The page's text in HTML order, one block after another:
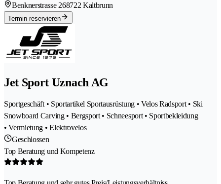
Benknerstrasse 268722 Kaltbrunn
Termin reservieren
Jet Sport Uznach AG
Sportgeschäft • Sportartikel Sportausrüstung • Velos Radsport • Ski
Snowboard Carving • Bergsport • Schneesport • Sportbekleidung
• Vermietung • Elektrovelos
Geschlossen
Top Beratung und Kompetenz